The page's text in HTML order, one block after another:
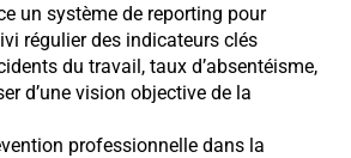
un système de reporting pour
régulier des indicateurs clés
du travail, taux d’absentéisme,
d’une vision objective de la
professionnelle dans la